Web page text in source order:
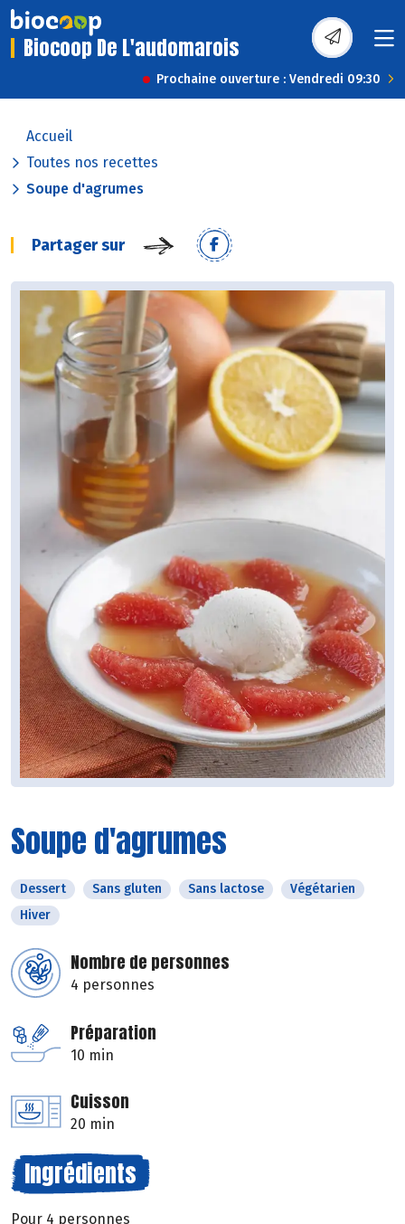
Biocoop De L'audomarois
Prochaine ouverture : Vendredi 09:30
Accueil
Toutes nos recettes
Soupe d'agrumes
Partager sur
Soupe d'agrumes
Dessert Sans gluten Sans lactose
Végétarien
Hiver
Nombre de personnes
4 personnes
Préparation
10 min
Cuisson
20 min
Ingrédients
Pour 4 personnes